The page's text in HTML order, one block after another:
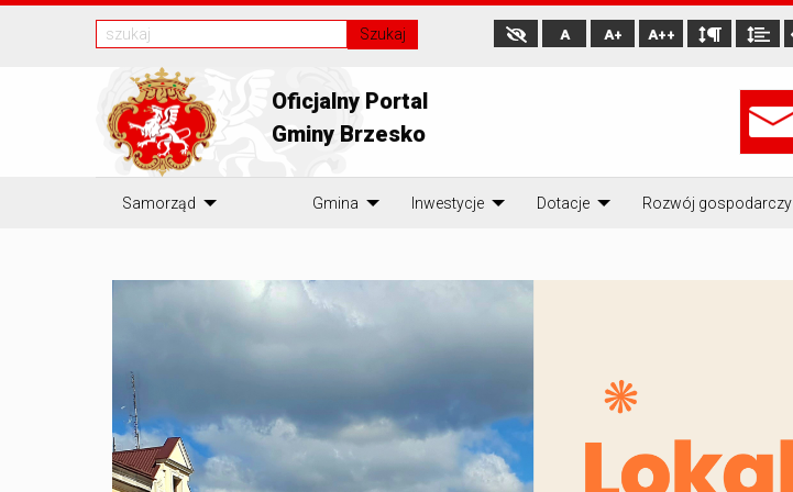
Szukaj A A+ A++
Oficjalny Portal
Gminy Brzesko
Samorząd Gmina Inwestycje Dotacje Rozwój gospodarczy